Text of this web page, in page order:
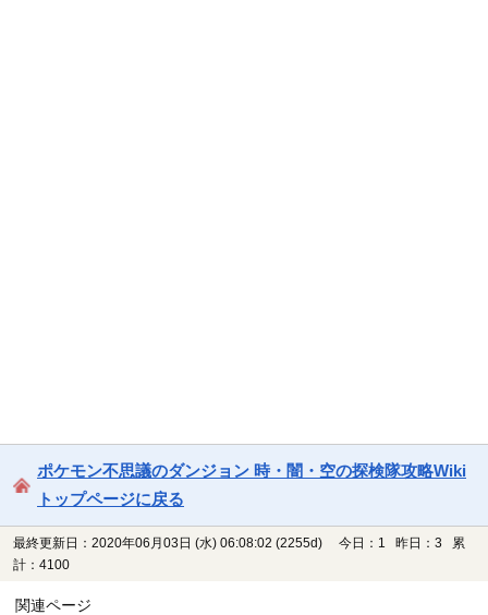
ポケモン不思議のダンジョン 時・闇・空の探検隊攻略Wiki
トップページに戻る
最終更新日：2020年06月03日 (水) 06:08:02 (2255d)
今日：1 昨日：3 累
計：4100
関連ページ